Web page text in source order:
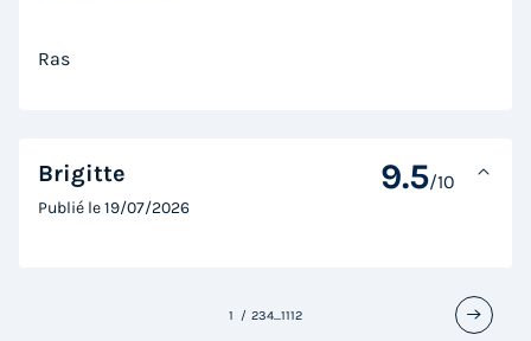
Ras
Brigitte 9.5/10
Publié le19/07/2026
1 234...1112